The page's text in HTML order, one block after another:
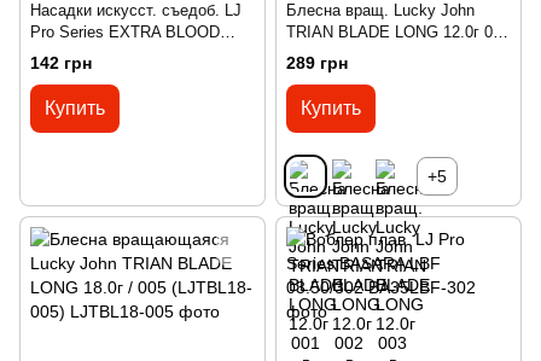
Насадки искусст. съедоб. LJ
Pro Series EXTRA BLOOD
WORM XL мотыль 160шт.
142 грн
Купить
Блесна вращ. Lucky John
TRIAN BLADE LONG 12.0г 001
в блистере
289 грн
Купить
+5